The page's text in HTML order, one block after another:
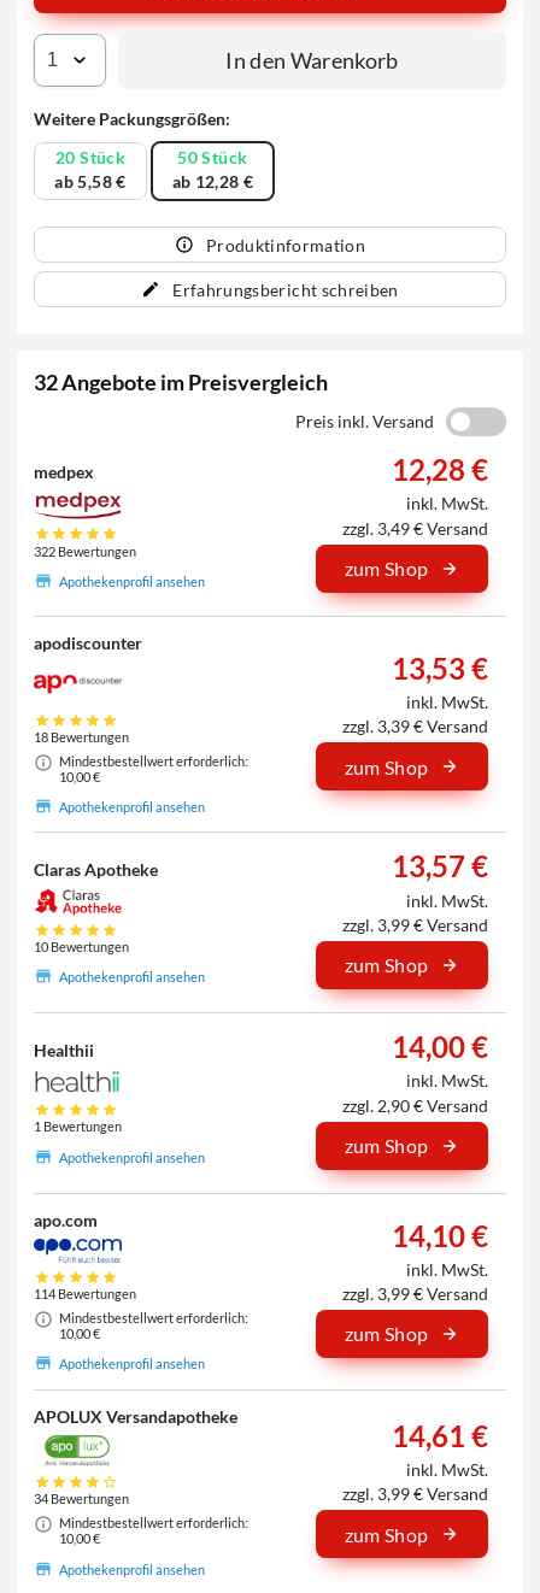
Weitere Packungsgrößen:
20 Stück
ab 5,58 €
50 Stück
ab 12,28 €
Produktinformation
Erfahrungsbericht schreiben
In den Warenkorb
32 Angebote im Preisvergleich
Preis inkl. Versand
medpex
322 Bewertungen
Apothekenprofil ansehen
12,28 €
inkl. MwSt.
zzgl. 3,49 € Versand
zum Shop
apodiscounter
18 Bewertungen
Mindestbestellwert erforderlich:
10,00 €
Apothekenprofil ansehen
13,53 €
inkl. MwSt.
zzgl. 3,39 € Versand
zum Shop
Claras Apotheke
10 Bewertungen
Apothekenprofil ansehen
13,57 €
inkl. MwSt.
zzgl. 3,99 € Versand
zum Shop
Healthii
1 Bewertungen
Apothekenprofil ansehen
14,00 €
inkl. MwSt.
zzgl. 2,90 € Versand
zum Shop
apo.com
114 Bewertungen
Mindestbestellwert erforderlich:
10,00 €
Apothekenprofil ansehen
14,10 €
inkl. MwSt.
zzgl. 3,99 € Versand
zum Shop
APOLUX Versandapotheke
34 Bewertungen
Mindestbestellwert erforderlich:
10,00 €
Apothekenprofil ansehen
14,61 €
inkl. MwSt.
zzgl. 3,99 € Versand
zum Shop